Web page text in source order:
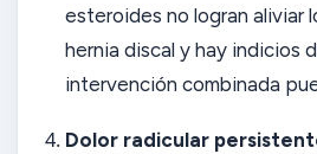
esteroides no logran aliviar
hernia discal y hay indicios
intervención combinada
Dolor radicular